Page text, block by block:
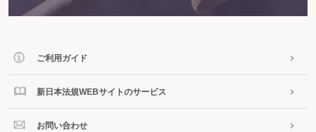
ご利用ガイド
新日本法規WEBサイトのサービス
お問い合わせ